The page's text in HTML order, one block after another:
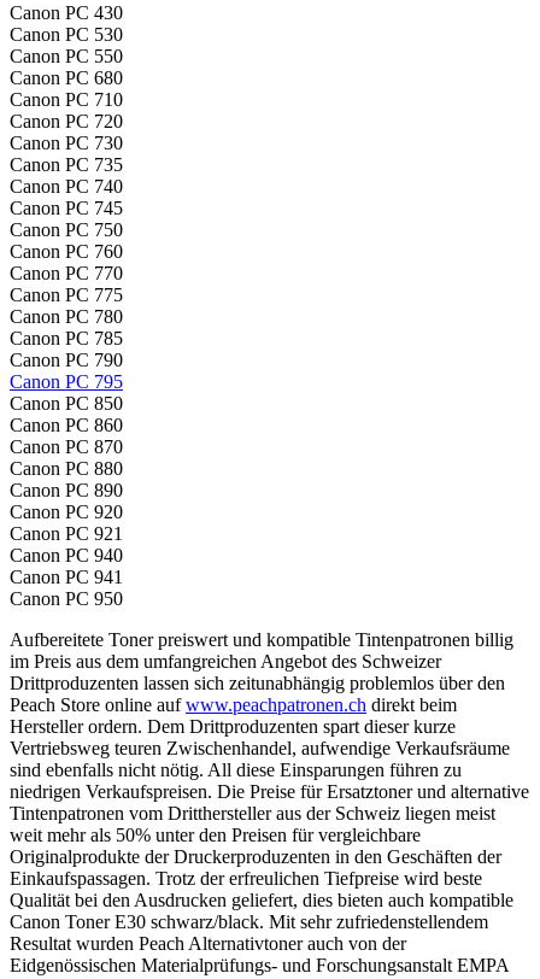
Canon PC 430
Canon PC 530
Canon PC 550
Canon PC 680
Canon PC 710
Canon PC 720
Canon PC 730
Canon PC 735
Canon PC 740
Canon PC 745
Canon PC 750
Canon PC 760
Canon PC 770
Canon PC 775
Canon PC 780
Canon PC 785
Canon PC 790
Canon PC 795
Canon PC 850
Canon PC 860
Canon PC 870
Canon PC 880
Canon PC 890
Canon PC 920
Canon PC 921
Canon PC 940
Canon PC 941
Canon PC 950
Aufbereitete Toner preiswert und kompatible Tintenpatronen billig
im Preis aus dem umfangreichen Angebot des Schweizer
Drittproduzenten lassen sich zeitunabhängig problemlos über den
Peach Store online aufwww.peachpatronen.ch direkt beim
Hersteller ordern. Dem Drittproduzenten spart dieser kurze
Vertriebsweg teuren Zwischenhandel, aufwendige Verkaufsräume
sind ebenfalls nicht nötig. All diese Einsparungen führen zu
niedrigen Verkaufspreisen. Die Preise für Ersatztoner und alternative
Tintenpatronen vom Dritthersteller aus der Schweiz liegen meist
weit mehr als 50% unter den Preisen für vergleichbare
Originalprodukte der Druckerproduzenten in den Geschäften der
Einkaufspassagen. Trotz der erfreulichen Tiefpreise wird beste
Qualität bei den Ausdrucken geliefert, dies bieten auch kompatible
Canon Toner E30 schwarz/black. Mit sehr zufriedenstellendem
Resultat wurden Peach Alternativtoner auch von der
Eidgenössischen Materialprüfungs- und Forschungsanstalt EMPA